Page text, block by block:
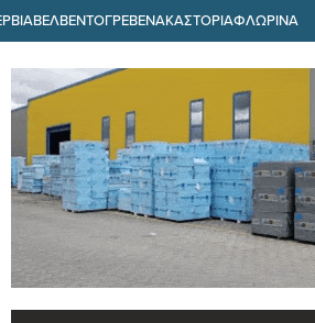
ΒΕΛΒΕΝΤΟΓΡΕΒΕΝΑΚΑΣΤΟΡΙΑΦΛΩΡΙΝΑ